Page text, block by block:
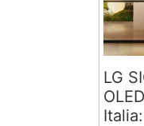
LG